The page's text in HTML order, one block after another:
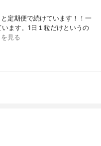
定期便で続けています！！一
ます。1日１粒だけというの
見る